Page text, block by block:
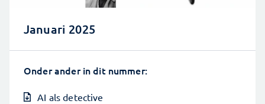
Januari 2025
Onder ander in dit nummer:
AI als detective